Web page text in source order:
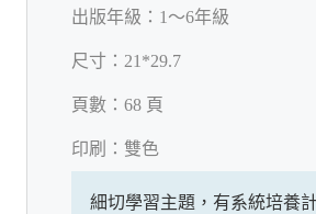
出版年級： 1～6年級
尺寸： 21*29.7
頁數： 68 頁
印刷： 雙色
細切學習主題，有系統培養